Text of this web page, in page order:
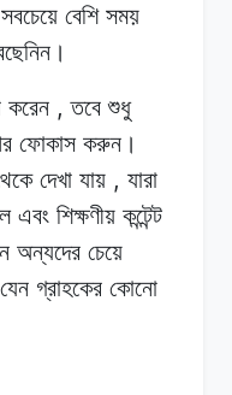
সবচেয়ে বেশি সময়
করেন ,তবে শুধু
ফোকাস করুন।
দেখা যায় , যারা
এবং শিক্ষণীয় কন্টেন্ট
অন্যদের চেয়ে
যেন গ্রাহকের কোনো